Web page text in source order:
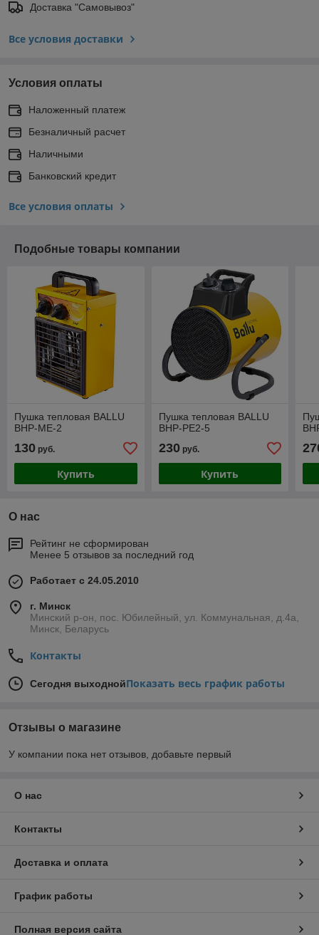
Доставка "Самовывоз"
Все условия доставки
Условия оплаты
Наложенный платеж
Безналичный расчет
Наличными
Банковский кредит
Все условия оплаты
Подобные товары компании
Пушка тепловая BALLU
BHP-ME-2
130 руб.
Купить
Пушка тепловая BALLU
BHP-PE2-5
230руб.
Купить
О нас
Рейтинг не сформирован
Менее 5 отзывов за последний год
Работает с 24.05.2010
г. Минск
Минский р-он, пос. Юбилейный, ул. Коммунальная, д.4а,
Минск, Беларусь
Контакты
Сегодня выходнойПоказать весь график работы
Отзывы о магазине
У компании пока нет отзывов, добавьте первый
О нас
Контакты
Доставка и оплата
График работы
Полная версия сайта